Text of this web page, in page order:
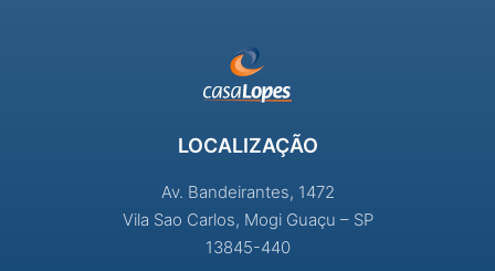
LOCALIZAÇÃO
Av. Bandeirantes, 1472
Vila Sao Carlos, Mogi Guaçu – SP
13845-440